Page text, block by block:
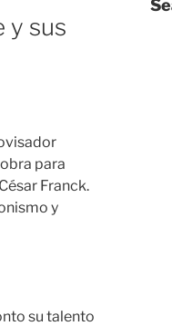
y sus
para
Franck.
y
su talento